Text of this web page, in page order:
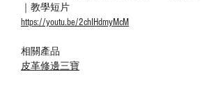
｜教學短片
https://youtu.be/2chIHdmyMcM
相關產品
皮革修邊三寶